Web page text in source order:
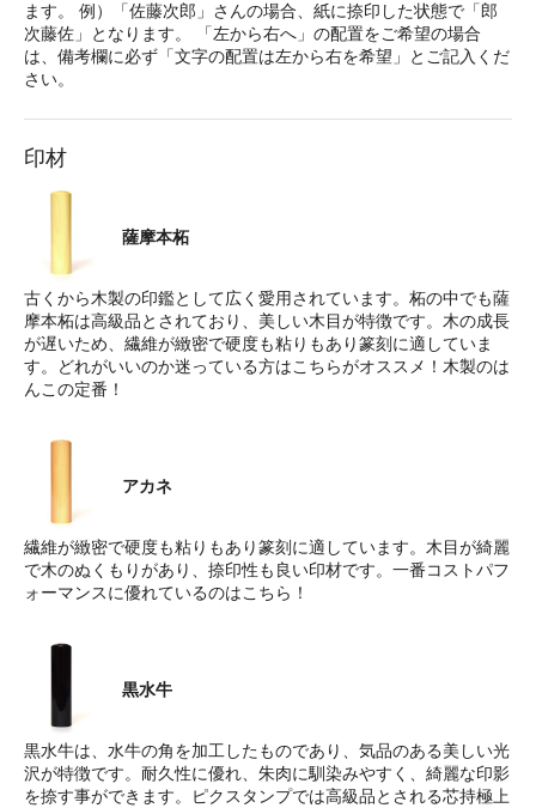
ます。 例）「佐藤次郎」さんの場合、紙に捺印した状態で「郎
次藤佐」となります。 「左から右へ」の配置をご希望の場合
は、備考欄に必ず「文字の配置は左から右を希望」とご記入くだ
さい。
印材
薩摩本柘
古くから木製の印鑑として広く愛用されています。柘の中でも薩
摩本柘は高級品とされており、美しい木目が特徴です。木の成長
が遅いため、繊維が緻密で硬度も粘りもあり篆刻に適していま
す。どれがいいのか迷っている方はこちらがオススメ！木製のは
んこの定番！
アカネ
繊維が緻密で硬度も粘りもあり篆刻に適しています。木目が綺麗
で木のぬくもりがあり、捺印性も良い印材です。一番コストパフ
ォーマンスに優れているのはこちら！
黒水牛
黒水牛は、水牛の角を加工したものであり、気品のある美しい光
沢が特徴です。耐久性に優れ、朱肉に馴染みやすく、綺麗な印影
を捺す事ができます。ピクスタンプでは高級品とされる芯持極上